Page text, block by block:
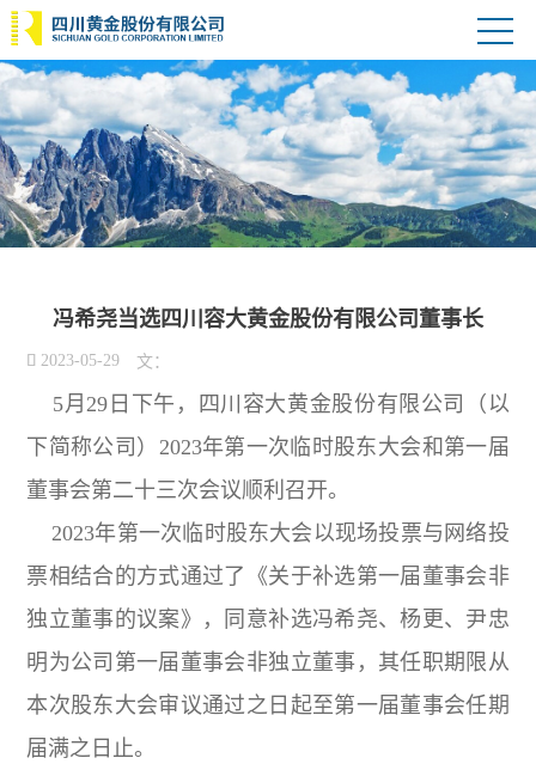
冯希尧当选四川容大黄金股份有限公司董事长
 2023-05-29 文：
5月29日下午，四川容大黄金股份有限公司（以
下简称公司）2023年第一次临时股东大会和第一届
董事会第二十三次会议顺利召开。
2023年第一次临时股东大会以现场投票与网络投
票相结合的方式通过了《关于补选第一届董事会非
独立董事的议案》，同意补选冯希尧、杨更、尹忠
明为公司第一届董事会非独立董事，其任职期限从
本次股东大会审议通过之日起至第一届董事会任期
届满之日止。